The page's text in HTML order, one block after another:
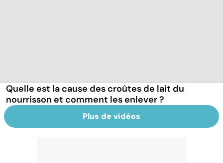
Quelle est la cause des croûtes de lait du
nourrisson et comment les enlever ?
Plus de vidéos